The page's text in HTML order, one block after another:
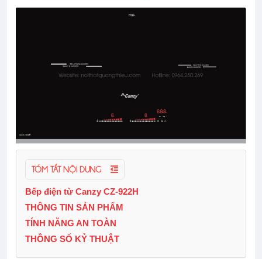
TÓM TẮT NỘI DUNG
Bếp điện từ Canzy CZ-922H
THÔNG TIN SẢN PHẨM
TÍNH NĂNG AN TOÀN
THÔNG SỐ KỶ THUẬT